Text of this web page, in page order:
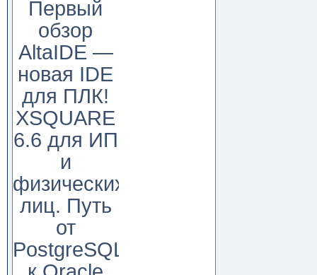
Первый
обзор
AltaIDE —
новая IDE
для ПЛК!
XSQUARE
6.6 для ИП
и
физических
лиц. Путь
от
PostgreSQL